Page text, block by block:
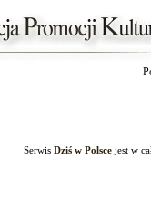
Serwis Dziś w Polscejest w